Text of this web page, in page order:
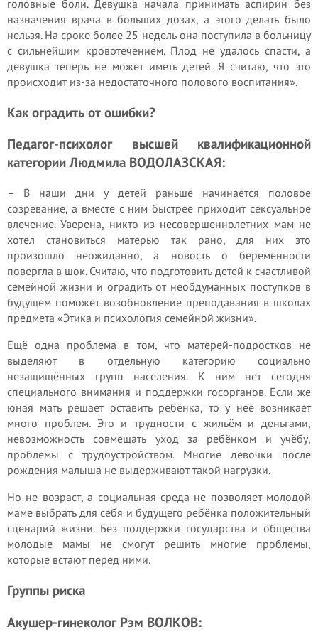
головные боли. Девушка начала принимать аспирин без
назначения врача в больших дозах, а этого делать было
нельзя. На сроке более 25 недель она поступила в больницу
с сильнейшим кровотечением. Плод не удалось спасти, а
девушка теперь не может иметь детей. Я считаю, что это
происходит из-за недостаточного полового воспитания».
Как оградить от ошибки?
Педагог-психолог высшей квалификационной
категории Людмила ВОДОЛАЗСКАЯ:
– В наши дни у детей раньше начинается половое
созревание, а вместе с ним быстрее приходит сексуальное
влечение. Уверена, никто из несовершеннолетних мам не
хотел становиться матерью так рано, для них это
произошло неожиданно, а новость о беременности
повергла в шок. Считаю, что подготовить детей к счастливой
семейной жизни и оградить от необдуманных поступков в
будущем поможет возобновление преподавания в школах
предмета «Этика и психология семейной жизни».
Ещё одна проблема в том, что матерей-подростков не
выделяют в отдельную категорию социально
незащищённых групп населения. К ним нет сегодня
специального внимания и поддержки госорганов. Если же
юная мать решает оставить ребёнка, то у неё возникает
много проблем. Это и трудности с жильём и деньгами,
невозможность совмещать уход за ребёнком и учёбу,
проблемы с трудоустройством. Многие девочки после
рождения малыша не выдерживают такой нагрузки.
Но не возраст, а социальная среда не позволяет молодой
маме выбрать для себя и будущего ребёнка положительный
сценарий жизни. Без поддержки государства и общества
молодые мамы не смогут решить многие проблемы,
которые встают перед ними.
Группы риска
Акушер-гинеколог Рэм ВОЛКОВ: